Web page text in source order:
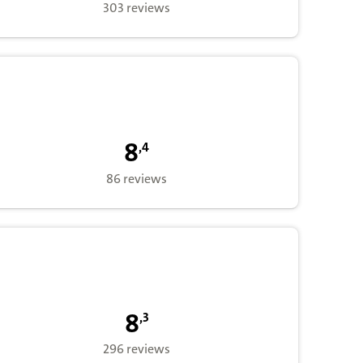
303 reviews
8,4 op basis van 86 waarderingen voor
8,4
86 reviews
8,3 op basis van 296 waarderingen voor
8,3
296 reviews